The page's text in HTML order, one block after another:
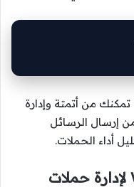
من أتمتة وإدارة
إرسال الرسائل
أداء الحملات.
2. لماذا استخدام Whats360 لإدارة حملات